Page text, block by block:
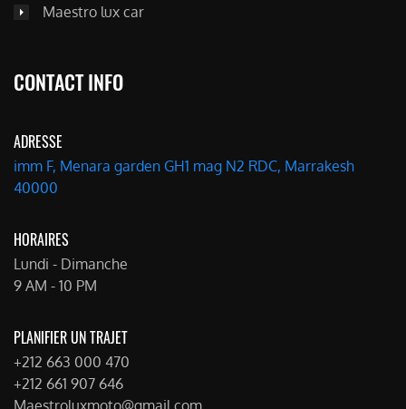
Maestro lux car
CONTACT INFO
ADRESSE
imm F, Menara garden GH1 mag N2 RDC, Marrakesh
40000
HORAIRES
Lundi - Dimanche
9 AM - 10 PM
PLANIFIER UN TRAJET
+212 663 000 470
+212 661 907 646
Maestroluxmoto@gmail.com